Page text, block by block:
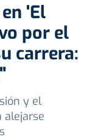
'El
por el
carrera:
y el
alejarse